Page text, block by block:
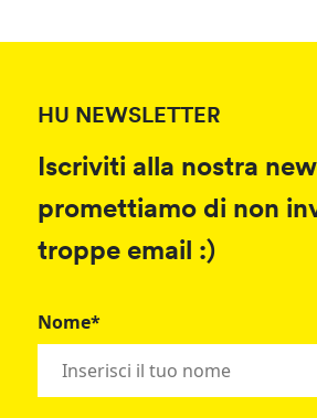
HU NEWSLETTER
Iscriviti alla nostra
promettiamo di non
troppe email :)
Nome*